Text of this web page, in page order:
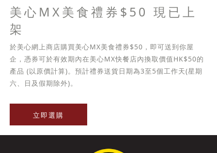
美心MX美食禮券$50 現已上
架
於美心網上商店購買美心MX美食禮券$50，即可送到你屋
企，憑券可於有效期內在美心MX快餐店內換取價值HK$50的
產品 (以原價計算)。預計禮券送貨日期為3至5個工作天(星期
六、日及假期除外)。
立即選購